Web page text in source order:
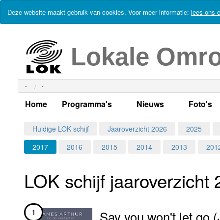
Deze website maakt gebruik van cookies. Voor meer informatie: lees ons
Lokale
- -
Home Programma's
Alle dagen
Weekschema
Woensdag
Alle programma's
Uitzending gemist?
Nieuws
Actueel Lokaal
LOK nieuws
RSS feed
Foto's
Huidige LOK schijf Jaaroverzicht 2026 2025
2017
2016 2015 2014 2013
LOK schijf jaar­over­zicht
1